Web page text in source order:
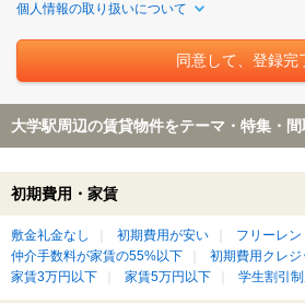
個人情報の取り扱いについて
大学駅周辺の賃貸物件をテーマ・特集・
初期費用・家賃
敷金礼金なし 初期費用が安い フリーレン
仲介手数料が家賃の55%以下
初期費用クレ
家賃3万円以下
家賃5万円以下 学生割引